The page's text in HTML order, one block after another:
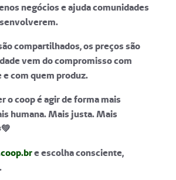
negócios e ajuda comunidades
compartilhados, os preços são
vem do compromisso com
com quem produz.
o coop é agir de forma mais
humana. Mais justa. Mais
e escolha consciente,